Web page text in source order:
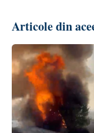
Articole din